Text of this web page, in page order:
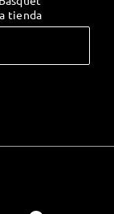
tienda